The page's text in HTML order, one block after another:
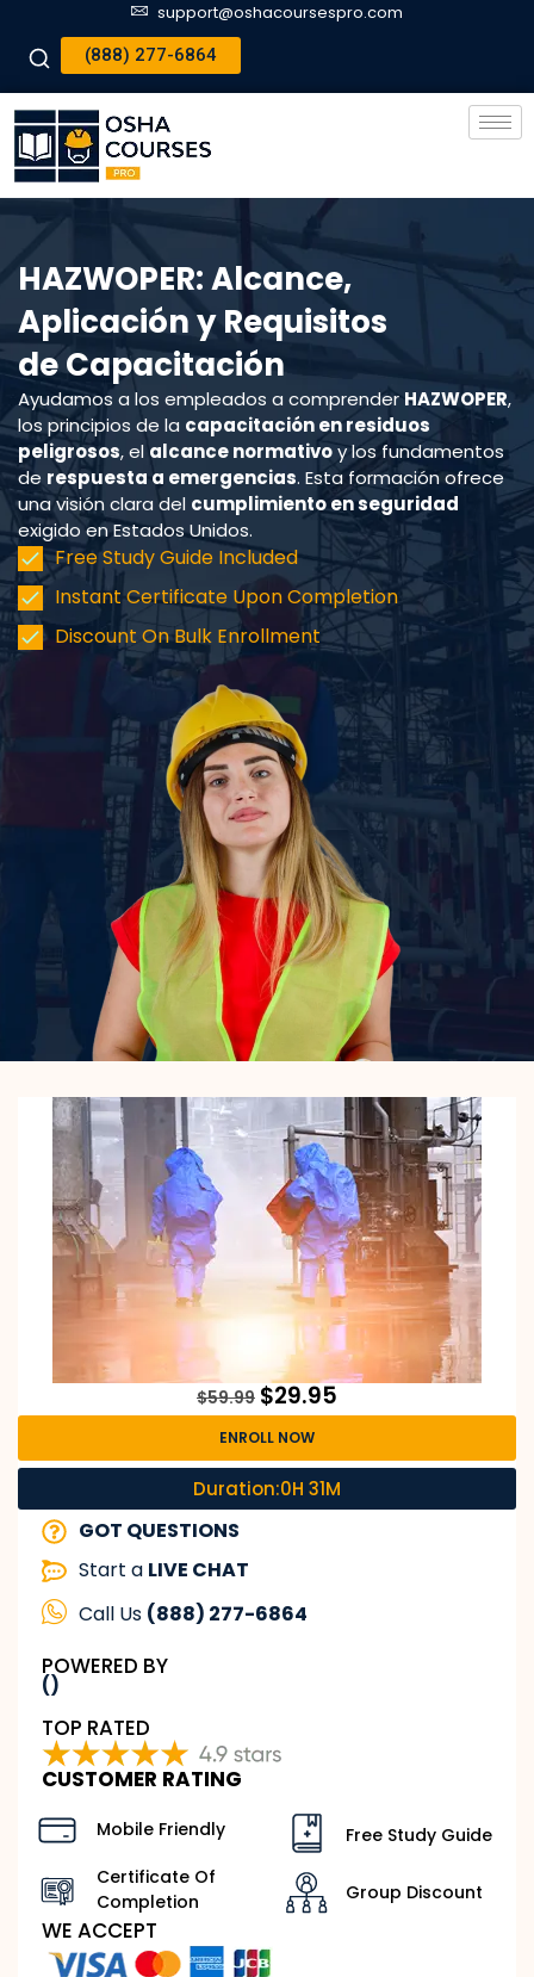
support@oshacoursespro.com
(888) 277-6864
HAZWOPER: Alcance,
Aplicación y Requisitos
de Capacitación
Ayudamos a los empleados a comprender HAZWOPER,
los principios de la capacitación en residuos
peligrosos, el alcance normativoy los fundamentos
de respuesta a emergencias. Esta formación ofrece
una visión clara del cumplimiento en seguridad
exigido en Estados Unidos.
Free Study Guide Included
Instant Certificate Upon Completion
Discount On Bulk Enrollment
$59.99 $29.95
ENROLL NOW
Duration:0H 31M
GOT QUESTIONS
Start a LIVE CHAT
Call Us (888) 277-6864
POWERED BY
()
TOP RATED
CUSTOMER RATING
Mobile Friendly
Certificate Of
Completion
Free Study Guide
Group Discount
WE ACCEPT